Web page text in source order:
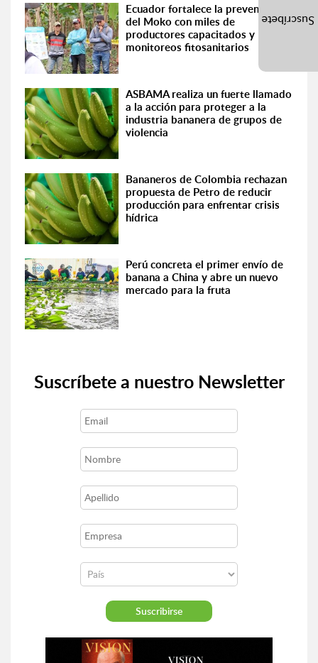
Ecuador fortalece la prevención
del Moko con miles de
productores capacitados y
monitoreos fitosanitarios
ASBAMA realiza un fuerte llamado
a la acción para proteger a la
industria bananera de grupos de
violencia
Bananeros de Colombia rechazan
propuesta de Petro de reducir
producción para enfrentar crisis
hídrica
Perú concreta el primer envío de
banana a China y abre un nuevo
mercado para la fruta
Suscríbete a nuestro Newsletter
Suscríbete